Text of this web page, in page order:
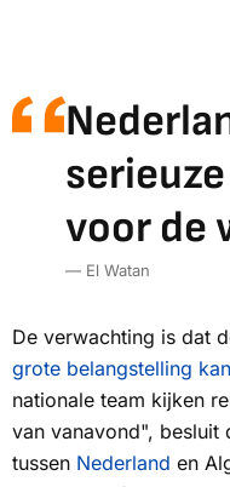
voor de
— El Watan
De verwachting is dat
grote belangstelling
nationale team kijken
van vanavond", besluit
tussen Nederland en